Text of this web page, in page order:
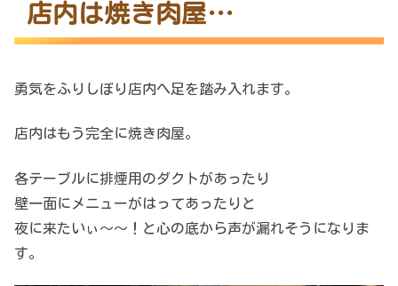
店内は焼き肉屋…
勇気をふりしぼり店内へ足を踏み入れます。
店内はもう完全に焼き肉屋。
各テーブルに排煙用のダクトがあったり
壁一面にメニューがはってあったりと
夜に来たいぃ～～！と心の底から声が漏れそうになりま
す。